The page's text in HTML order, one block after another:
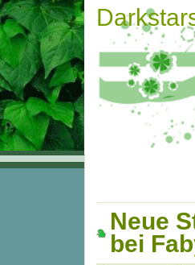
Neue
bei